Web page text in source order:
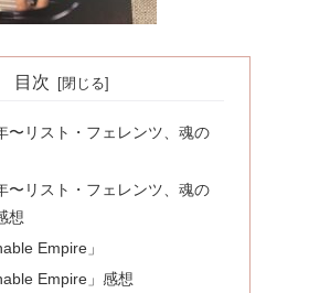
目次
〜リスト・フェレンツ、魂の
〜リスト・フェレンツ、魂の
想
Empire」
Empire」感想